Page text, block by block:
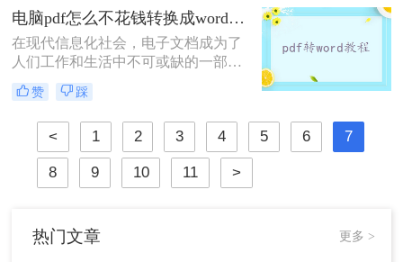
排版格式都乱了，文字也有出错的。
有没有好一点的pdf转word在线免费转
换器哪个好用软件呢？好软件当然是
有的，就看你有没有这个运气遇到
了。给大家介绍一下转转大师PDF转
换器，不管是在线转换格式还是客户
端转换格式，都是杠杠的哦，下面就
电脑pdf怎么不花钱转换成word？试试这三个工具！
在现代信息化社会，电子文档成为了
人们工作和生活中不可或缺的一部
分。特别是PDF格式的文档，由于其
跨平台和文档保真度高等特点，广泛
应用于各个领域。然而，有时我们还
需要将PDF文档转换成Word文档，以
便于编辑和修改。那么，电脑pdf怎么
不花钱转换成word呢？接下来，我将
赞 踩
< 1 2 3 4 5 6 7
8 9 10 11 >
热门文章 更多 >